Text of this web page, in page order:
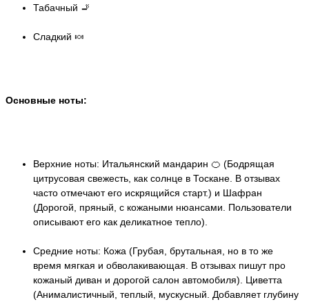
Табачный 🚬
Сладкий 🍬
Основные ноты:
Верхние ноты: Итальянский мандарин 🍊 (Бодрящая
цитрусовая свежесть, как солнце в Тоскане. В отзывах
часто отмечают его искрящийся старт.) и Шафран
(Дорогой, пряный, с кожаными нюансами. Пользователи
описывают его как деликатное тепло).
Средние ноты: Кожа (Грубая, брутальная, но в то же
время мягкая и обволакивающая. В отзывах пишут про
кожаный диван и дорогой салон автомобиля). Циветта
(Анималистичный, теплый, мускусный. Добавляет глубину